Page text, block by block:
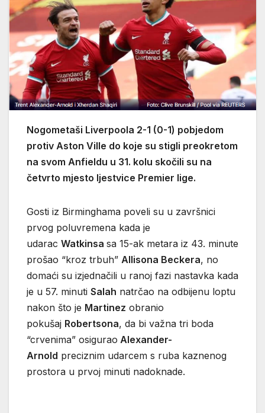
Nogometaši Liverpoola 2-1 (0-1) pobjedom
protiv Aston Ville do koje su stigli preokretom
na svom Anfieldu u 31. kolu skočili su na
četvrto mjesto ljestvice Premier lige.
Gosti iz Birminghama poveli su u završnici
prvog poluvremena kada je
udarac Watkinsa sa 15-ak metara iz 43. minute
prošao “kroz trbuh” Allisona Beckera, no
domaći su izjednačili u ranoj fazi nastavka kada
je u 57. minuti Salah natrčao na odbijenu loptu
nakon što je Martinez obranio
pokušaj Robertsona, da bi važna tri boda
“crvenima” osigurao Alexander-
Arnold preciznim udarcem s ruba kaznenog
prostora u prvoj minuti nadoknade.